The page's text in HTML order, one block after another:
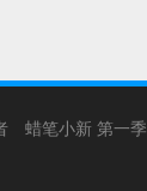
蜡笔小新 第一季